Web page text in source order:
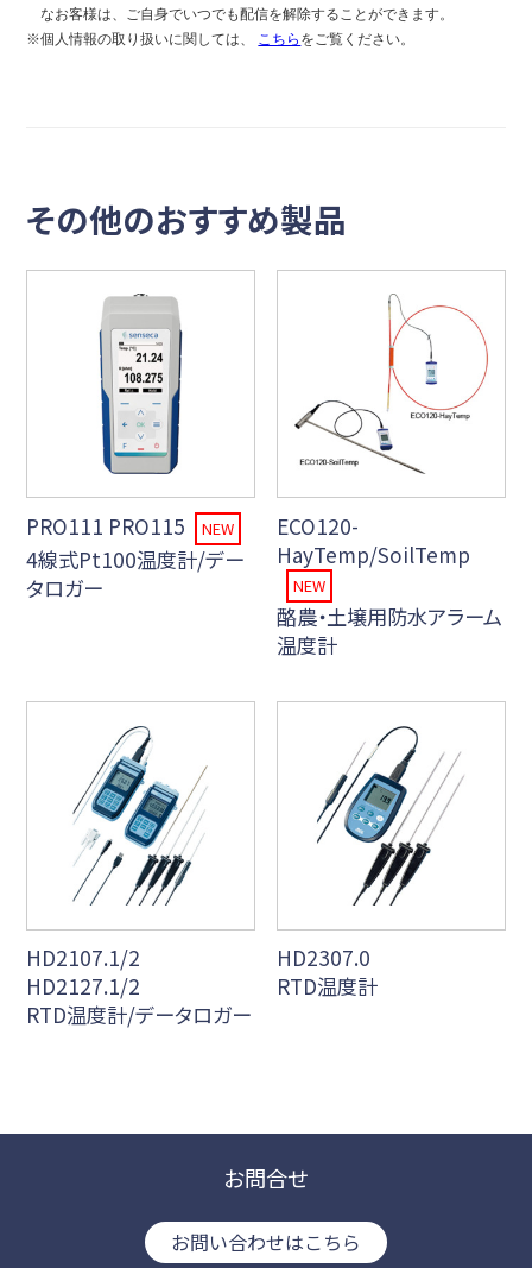
なお客様は、ご自身でいつでも配信を解除することができます。
※個人情報の取り扱いに関しては、 こちら をご覧ください。
その他のおすすめ製品
PRO111 PRO115 NEW
4線式Pt100温度計/デー
タロガー
ECO120-
HayTemp/SoilTemp
NEW
酪農・土壌用防水アラーム
温度計
HD2107.1/2
HD2127.1/2
RTD温度計/データロガー
HD2307.0
RTD温度計
お問合せ
お問い合わせはこちら